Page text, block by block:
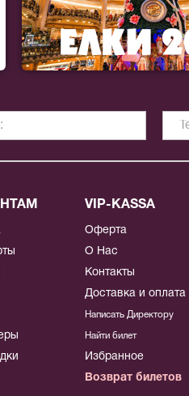
VIP-KASSA
Оферта
О Нас
Контакты
Доставка и оплата
Написать Директору
Найти билет
Избранное
Возврат билетов